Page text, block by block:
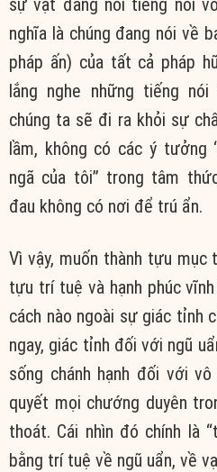
sự vật đang nói tiếng nói
nghĩa là chúng đang nói về
pháp ấn) của tất cả pháp
lắng nghe những tiếng
chúng ta sẽ đi ra khỏi sự
lầm, không có các ý tưởng
ngã của tôi” trong tâm
đau không có nơi để trú ẩn.
Vì vậy, muốn thành tựu mục
tựu trí tuệ và hạnh phúc
cách nào ngoài sự giác tỉnh
ngay, giác tỉnh đối với ngũ
sống chánh hạnh đối với
quyết mọi chướng duyên
thoát. Cái nhìn đó chính là
bằng trí tuệ về ngũ uẩn, về